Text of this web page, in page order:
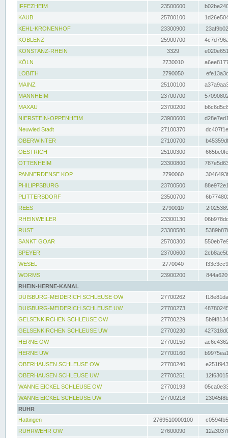
IFFEZHEIM
23500600
KAUB
25700100
KEHL-KRONENHOF
23300900
KOBLENZ
25900700
KONSTANZ-RHEIN
3329
KÖLN
2730010
LOBITH
2790050
MAINZ
25100100
MANNHEIM
23700700
MAXAU
23700200
NIERSTEIN-OPPENHEIM
23900600
Neuwied Stadt
27100370
OBERWINTER
27100700
OESTRICH
25100300
OTTENHEIM
23300800
PANNERDENSE KOP
2790060
PHILIPPSBURG
23700500
PLITTERSDORF
23500700
REES
2790010
RHEINWEILER
23300130
RUST
23300580
SANKT GOAR
25700300
SPEYER
23700600
WESEL
2770040
WORMS
23900200
RHEIN-HERNE-KANAL
DUISBURG-MEIDERICH SCHLEUSE OW
27700262
DUISBURG-MEIDERICH SCHLEUSE UW
27700273
GELSENKIRCHEN SCHLEUSE OW
27700229
GELSENKIRCHEN SCHLEUSE UW
27700230
HERNE OW
27700150
HERNE UW
27700160
OBERHAUSEN SCHLEUSE OW
27700240
OBERHAUSEN SCHLEUSE UW
27700251
WANNE EICKEL SCHLEUSE OW
27700193
WANNE EICKEL SCHLEUSE UW
27700218
RUHR
Hattingen
2769510000100
RUHRWEHR OW
27600090